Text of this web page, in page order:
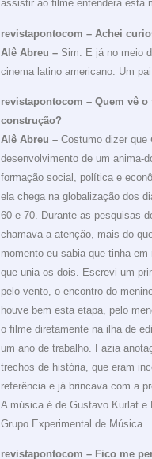
assistir ao filme entenderá esta
revistapontocom – Achei
Alê Abreu – Sim. E já no meio
cinema latino americano. Um
revistapontocom – Quem vê
construção?
Alê Abreu – Costumo dizer que
desenvolvimento de um anima-
formação social, política e
ela chega na globalização dos
60 e 70. Durante as pesquisas
chamava a atenção, mais do
momento eu sabia que tinha
que unia os dois. Escrevi um
pelo vento, o encontro do
houve bem esta etapa, pelo
o filme diretamente na ilha de
um ano de trabalho. Fazia
trechos de história, que eram
referência e já brincava com a
A música é de Gustavo Kurlat e
Grupo Experimental de Música.
revistapontocom – Fico me